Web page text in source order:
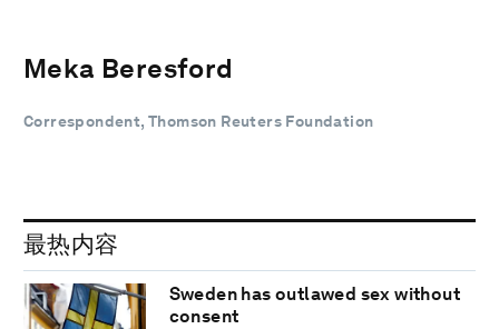
Meka Beresford
Correspondent, Thomson Reuters Foundation
最热内容
Sweden has outlawed sex without
consent